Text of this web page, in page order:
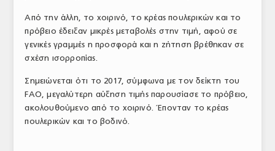
ΣΥΝΕΔΡΙΟ ΚΡΕΑΤΟΣ
Από την άλλη, το χοιρινό, το κρέας πουλερικών και το
πρόβειο έδειξαν μικρές μεταβολές στην τιμή, αφού σε
γενικές γραμμές η προσφορά και η ζήτηση βρέθηκαν σε
σχέση ισορροπίας.
Σημειώνεται ότι το 2017, σύμφωνα με τον δείκτη του
FAO, μεγαλύτερη αύξηση τιμής παρουσίασε το πρόβειο,
ακολουθούμενο από το χοιρινό. Έπονταν το κρέας
πουλερικών και το βοδινό.